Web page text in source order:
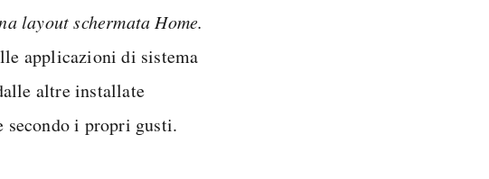
layout schermata Home.
applicazioni di sistema
altre installate
secondo i propri gusti.